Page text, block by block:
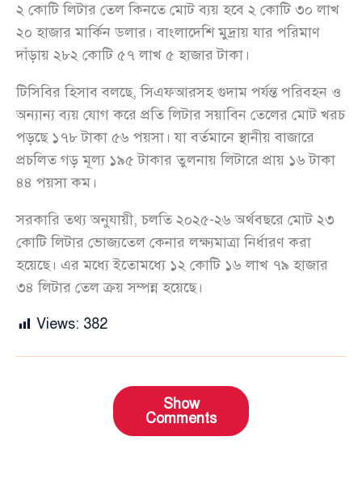
২ কোটি লিটার তেল কিনতে মোট ব্যয় হবে ২ কোটি ৩০ লাখ
২০ হাজার মার্কিন ডলার। বাংলাদেশি মুদ্রায় যার পরিমাণ
দাঁড়ায় ২৮২ কোটি ৫৭ লাখ ৫ হাজার টাকা।
টিসিবির হিসাব বলছে, সিএফআরসহ গুদাম পর্যন্ত পরিবহন ও
অন্যান্য ব্যয় যোগ করে প্রতি লিটার সয়াবিন তেলের মোট খরচ
পড়ছে ১৭৮ টাকা ৫৬ পয়সা। যা বর্তমানে স্থানীয় বাজারে
প্রচলিত গড় মূল্য ১৯৫ টাকার তুলনায় লিটারে প্রায় ১৬ টাকা
৪৪ পয়সা কম।
সরকারি তথ্য অনুযায়ী, চলতি ২০২৫-২৬ অর্থবছরে মোট ২৩
কোটি লিটার ভোজ্যতেল কেনার লক্ষ্যমাত্রা নির্ধারণ করা
হয়েছে। এর মধ্যে ইতোমধ্যে ১২ কোটি ১৬ লাখ ৭৯ হাজার
৩৪ লিটার তেল ক্রয় সম্পন্ন হয়েছে।
Views: 382
Show
Comments